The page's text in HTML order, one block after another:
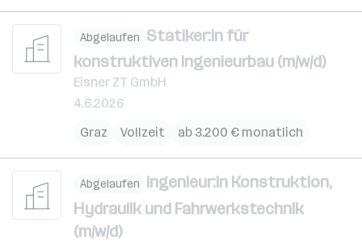
Abgelaufen Statiker:in für
konstruktiven Ingenieurbau (m/w/d)
Eisner ZT GmbH
4.6.2026
Graz
Vollzeit ab 3.200 € monatlich
Abgelaufen Ingenieur:in Konstruktion,
Hydraulik und Fahrwerkstechnik
(m/w/d)